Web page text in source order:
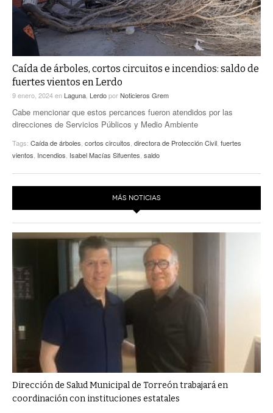
TRAYECTO LAGUNA
A MEDIA MAÑANA
A TODA LEY
TWEETS AND BEATS
LA MEJOR 97.1 ESTÉREO GALLITO
ACTUALIDADES GREM
PULSO
LA MEJOR INFORMACIÓN
Caída de árboles, cortos circuitos e incendios: saldo de
fuertes vientos en Lerdo
9 enero, 2024en Laguna LerdoporNoticieros Grem
Cabe mencionar que estos percances fueron atendidos por las
direcciones de Servicios Públicos y Medio Ambiente
Tags: Caída de árboles cortos circuitos directora de Protección Civil fuertes
vientos Incendios Isabel Macías Sifuentes saldo
MÁS NOTICIAS
Dirección de Salud Municipal de Torreón trabajará en
coordinación con instituciones estatales